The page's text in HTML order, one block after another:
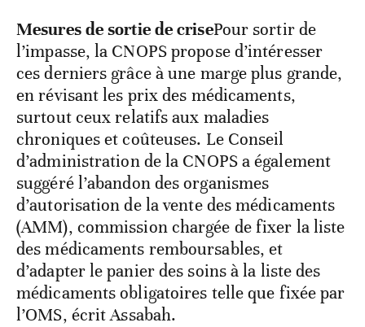
Mesures de sortie de crisePour sortir de
l’impasse, la CNOPS propose d’intéresser
ces derniers grâce à une marge plus grande,
en révisant les prix des médicaments,
surtout ceux relatifs aux maladies
chroniques et coûteuses. Le Conseil
d’administration de la CNOPS a également
suggéré l’abandon des organismes
d’autorisation de la vente des médicaments
(AMM), commission chargée de fixer la liste
des médicaments remboursables, et
d’adapter le panier des soins à la liste des
médicaments obligatoires telle que fixée par
l’OMS, écrit Assabah.